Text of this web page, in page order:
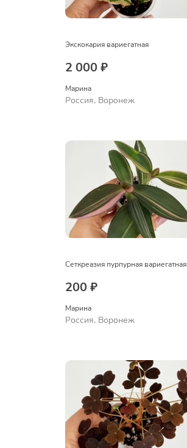
Экскокария вариегатная
2 000 ₽
Марина
Россия, Воронеж
Сеткреазия пурпурная вариегатная
200 ₽
Марина
Россия, Воронеж